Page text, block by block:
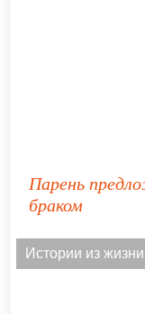
Парень
браком
Истории из жизни